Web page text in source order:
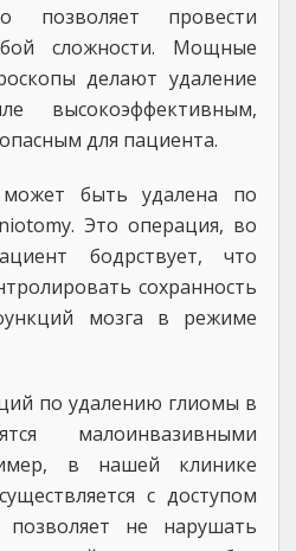
позволяет провести
сложности. Мощные
делают удаление
высокоэффективным,
для пациента.
быть удалена по
Это операция, во
бодрствует, что
сохранность
мозга в режиме
по удалению глиомы в
малоинвазивными
в нашей клинике
с доступом
не нарушать